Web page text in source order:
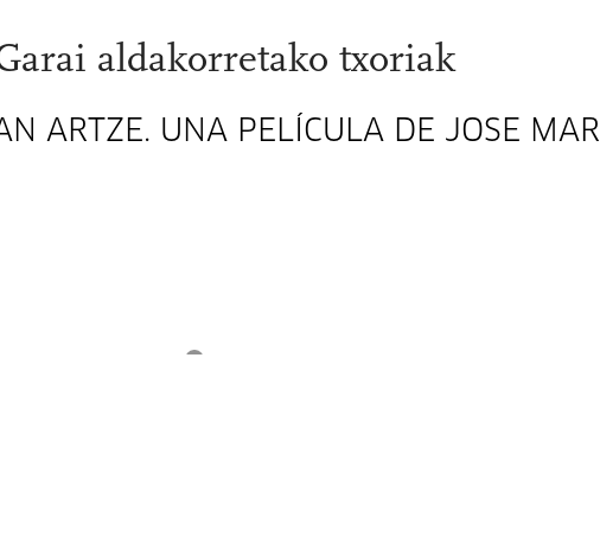
aldakorretako txoriak
ARTZE. UNA PELÍCULA DE JOSE MARI